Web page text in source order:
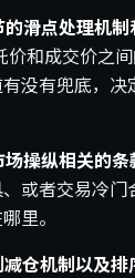
滑点处理机
价和成交价之
没有兜底，决
操纵相关的条
或者交易冷门
里。
仓机制以及排